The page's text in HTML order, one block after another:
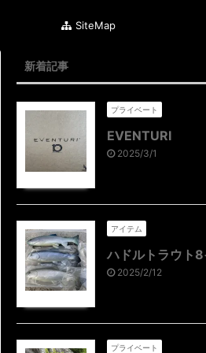
SiteMap
新着記事
プライベート
EVENTURI
2025/3/1
アイテム
ハドルトラウト
2025/2/12
プライベート